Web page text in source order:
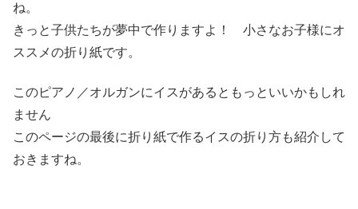
ね。
きっと子供たちが夢中で作りますよ！ 小さなお子様にオ
ススメの折り紙です。
このピアノ／オルガンにイスがあるともっといいかもしれ
ません
このページの最後に折り紙で作るイスの折り方も紹介して
おきますね。